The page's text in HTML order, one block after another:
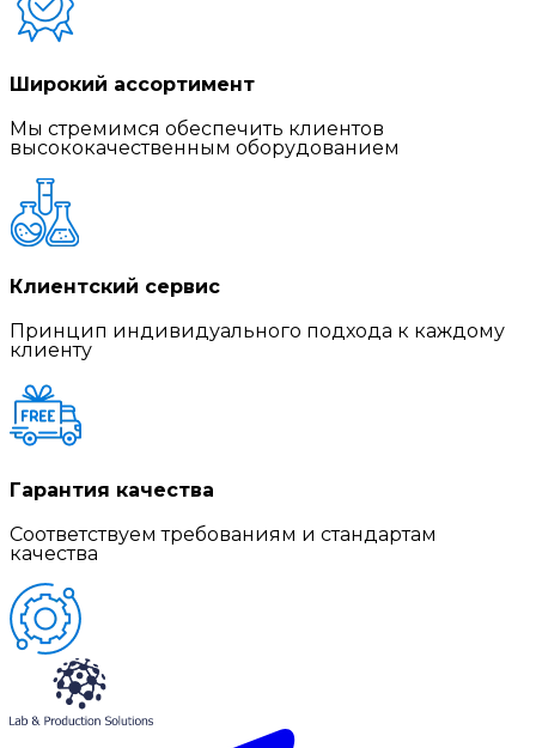
Широкий ассортимент
Мы стремимся обеспечить клиентов
высококачественным оборудованием
Клиентский сервис
Принцип индивидуального подхода к каждому
клиенту
Гарантия качества
Соответствуем требованиям и стандартам
качества